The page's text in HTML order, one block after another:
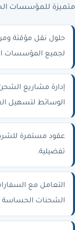
متميزة للمؤسسات
حلول نقل مؤقتة
لجميع المؤسسات
إدارة مشاريع
الوسائط لتسهيل
عقود مستمرة
تفضيلية.
التعامل مع
الشحنات الحساسة